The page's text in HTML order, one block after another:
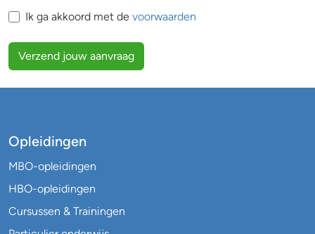
Ik ga akkoord met de voorwaarden
Verzend jouw aanvraag
Opleidingen
MBO-opleidingen
HBO-opleidingen
Cursussen & Trainingen